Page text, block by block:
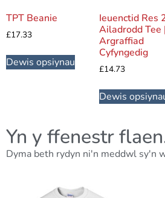
TPT Beanie
£17.33
Dewis opsiynau
Ieuenctid Res
Ailadrodd Tee |
Argraffiad
Cyfyngedig
£14.73
Dewis
Yn y ffenestr
Dyma beth rydyn ni'n meddwl sy'n